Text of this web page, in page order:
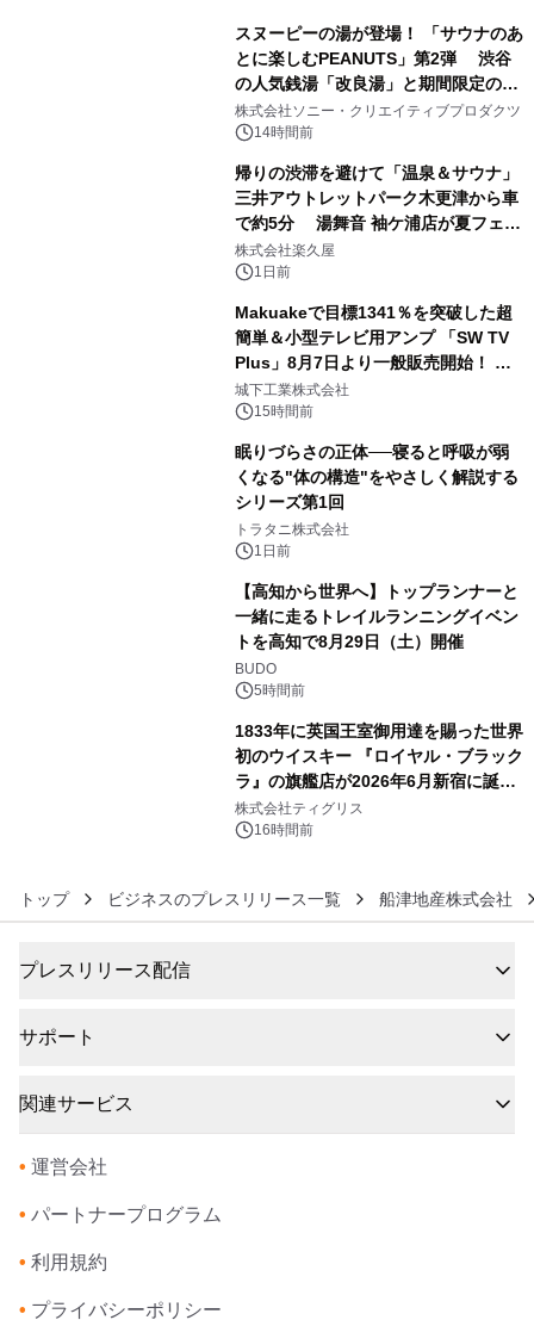
スヌーピーの湯が登場！ 「サウナのあ
とに楽しむPEANUTS」第2弾 渋谷
の人気銭湯「改良湯」と期間限定のコ
ラボレーション サウナイキタイコラ
ボグッズも発売決定！
株式会社ソニー・クリエイティブプロダクツ
14時間前
帰りの渋滞を避けて「温泉＆サウナ」
三井アウトレットパーク木更津から車
で約5分 湯舞音 袖ケ浦店が夏フェア
メニューを提供
株式会社楽久屋
1日前
Makuakeで目標1341％を突破した超
簡単＆小型テレビ用アンプ 「SW TV
Plus」8月7日より一般販売開始！ ケ
ーブル1本つなぐだけ、テレビの音が
ぐっと豊かに
城下工業株式会社
15時間前
眠りづらさの正体──寝ると呼吸が弱
くなる"体の構造"をやさしく解説する
シリーズ第1回
トラタニ株式会社
1日前
【高知から世界へ】トップランナーと
一緒に走るトレイルランニングイベン
トを高知で8月29日（土）開催
BUDO
5時間前
1833年に英国王室御用達を賜った世界
初のウイスキー 『ロイヤル・ブラック
ラ』の旗艦店が2026年6月新宿に誕
生 バカルディ ジャパンと連携した
没入型バー「BAR Arca」
株式会社ティグリス
16時間前
トップ ビジネスのプレスリリース一覧 船津地産株式会社
プレスリリース配信
サポート
関連サービス
• 運営会社
• パートナープログラム
• 利用規約
• プライバシーポリシー